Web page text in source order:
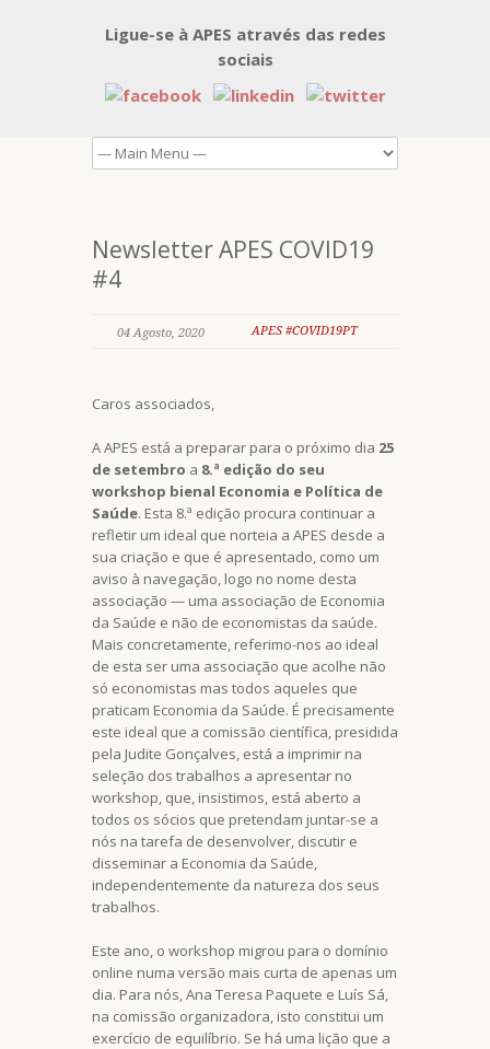
Ligue-se à APES através das redes
sociais
Newsletter APES COVID19
#4
04 Agosto, 2020 APES #COVID19PT
Caros associados,
A APES está a preparar para o próximo dia 25
de setembro a 8.ª edição do seu
workshop bienal Economia e Política de
Saúde. Esta 8.ª edição procura continuar a
refletir um ideal que norteia a APES desde a
sua criação e que é apresentado, como um
aviso à navegação, logo no nome desta
associação — uma associação de Economia
da Saúde e não de economistas da saúde.
Mais concretamente, referimo-nos ao ideal
de esta ser uma associação que acolhe não
só economistas mas todos aqueles que
praticam Economia da Saúde. É precisamente
este ideal que a comissão científica, presidida
pela Judite Gonçalves, está a imprimir na
seleção dos trabalhos a apresentar no
workshop, que, insistimos, está aberto a
todos os sócios que pretendam juntar-se a
nós na tarefa de desenvolver, discutir e
disseminar a Economia da Saúde,
independentemente da natureza dos seus
trabalhos.
Este ano, o workshop migrou para o domínio
online numa versão mais curta de apenas um
dia. Para nós, Ana Teresa Paquete e Luís Sá,
na comissão organizadora, isto constitui um
exercício de equilíbrio. Se há uma lição que a